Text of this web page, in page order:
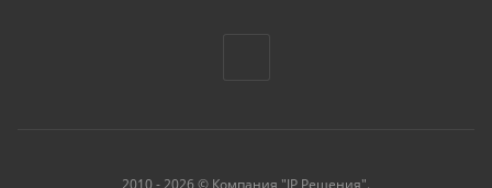
2010 - 2026 © Компания "IP Решения".